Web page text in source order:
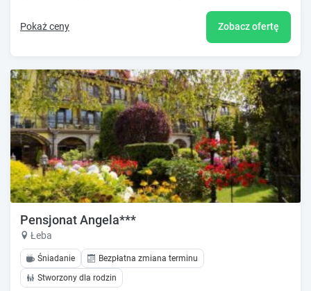
Pokaż ceny Zobacz ofertę
Pensjonat Angela***
Łeba
Śniadanie
Bezpłatna zmiana terminu
Stworzony dla rodzin